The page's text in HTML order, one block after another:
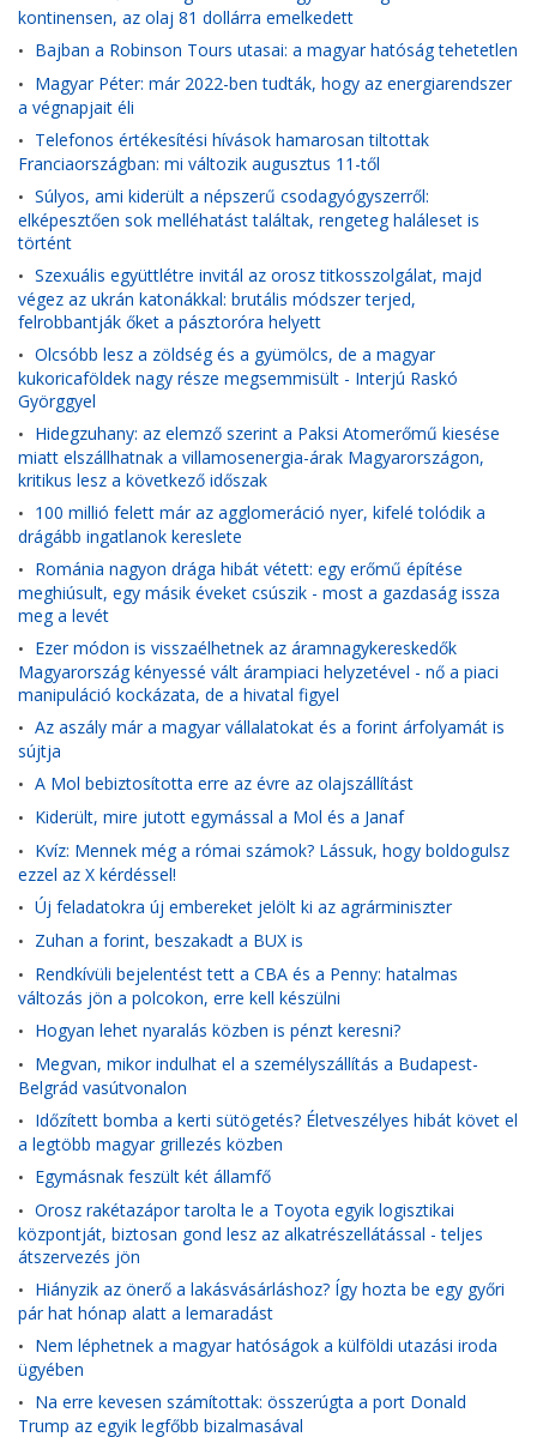
kontinensen, az olaj 81 dollárra emelkedett
• Bajban a Robinson Tours utasai: a magyar hatóság tehetetlen
• Magyar Péter: már 2022-ben tudták, hogy az energiarendszer
a végnapjait éli
• Telefonos értékesítési hívások hamarosan tiltottak
Franciaországban: mi változik augusztus 11-től
• Súlyos, ami kiderült a népszerű csodagyógyszerről:
elképesztően sok melléhatást találtak, rengeteg haláleset is
történt
• Szexuális együttlétre invitál az orosz titkosszolgálat, majd
végez az ukrán katonákkal: brutális módszer terjed,
felrobbantják őket a pásztoróra helyett
• Olcsóbb lesz a zöldség és a gyümölcs, de a magyar
kukoricaföldek nagy része megsemmisült - Interjú Raskó
Györggyel
• Hidegzuhany: az elemző szerint a Paksi Atomerőmű kiesése
miatt elszállhatnak a villamosenergia-árak Magyarországon,
kritikus lesz a következő időszak
• 100 millió felett már az agglomeráció nyer, kifelé tolódik a
drágább ingatlanok kereslete
• Románia nagyon drága hibát vétett: egy erőmű építése
meghiúsult, egy másik éveket csúszik - most a gazdaság issza
meg a levét
• Ezer módon is visszaélhetnek az áramnagykereskedők
Magyarország kényessé vált árampiaci helyzetével - nő a piaci
manipuláció kockázata, de a hivatal figyel
• Az aszály már a magyar vállalatokat és a forint árfolyamát is
sújtja
• A Mol bebiztosította erre az évre az olajszállítást
• Kiderült, mire jutott egymással a Mol és a Janaf
• Kvíz: Mennek még a római számok? Lássuk, hogy boldogulsz
ezzel az X kérdéssel!
• Új feladatokra új embereket jelölt ki az agrárminiszter
• Zuhan a forint, beszakadt a BUX is
• Rendkívüli bejelentést tett a CBA és a Penny: hatalmas
változás jön a polcokon, erre kell készülni
• Hogyan lehet nyaralás közben is pénzt keresni?
• Megvan, mikor indulhat el a személyszállítás a Budapest-
Belgrád vasútvonalon
• Időzített bomba a kerti sütögetés? Életveszélyes hibát követ el
a legtöbb magyar grillezés közben
• Egymásnak feszült két államfő
• Orosz rakétazápor tarolta le a Toyota egyik logisztikai
központját, biztosan gond lesz az alkatrészellátással - teljes
átszervezés jön
• Hiányzik az önerő a lakásvásárláshoz? Így hozta be egy győri
pár hat hónap alatt a lemaradást
• Nem léphetnek a magyar hatóságok a külföldi utazási iroda
ügyében
• Na erre kevesen számítottak: összerúgta a port Donald
Trump az egyik legfőbb bizalmasával